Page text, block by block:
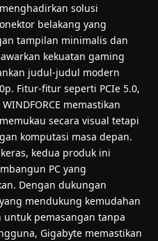
solusi
belakang yang
tampilan minimalis dan
kekuatan gaming
judul-judul modern
Fitur-fitur seperti PCIe 5.0,
memastikan
secara visual tetapi
komputasi masa depan.
kedua produk ini
PC yang
Dengan dukungan
mendukung kemudahan
untuk pemasangan tanpa
Gigabyte memastikan